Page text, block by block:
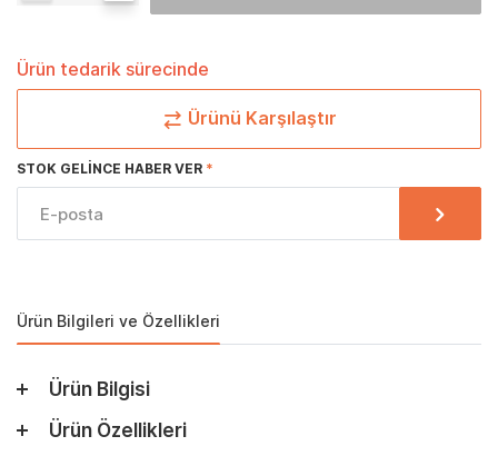
Ürün tedarik sürecinde
Ürünü Karşılaştır
STOK GELINCE HABER VER
Ürün Bilgileri ve Özellikleri
Ürün Bilgisi
Ürün Özellikleri